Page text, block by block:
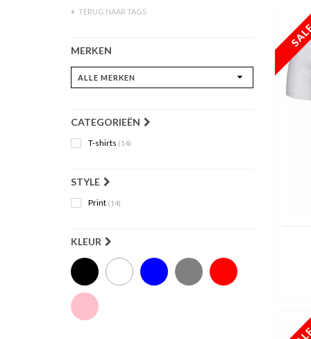
TERUG NAAR TAGS
MERKEN
CATEGORIEËN
T-shirts (14)
STYLE
Print (14)
KLEUR